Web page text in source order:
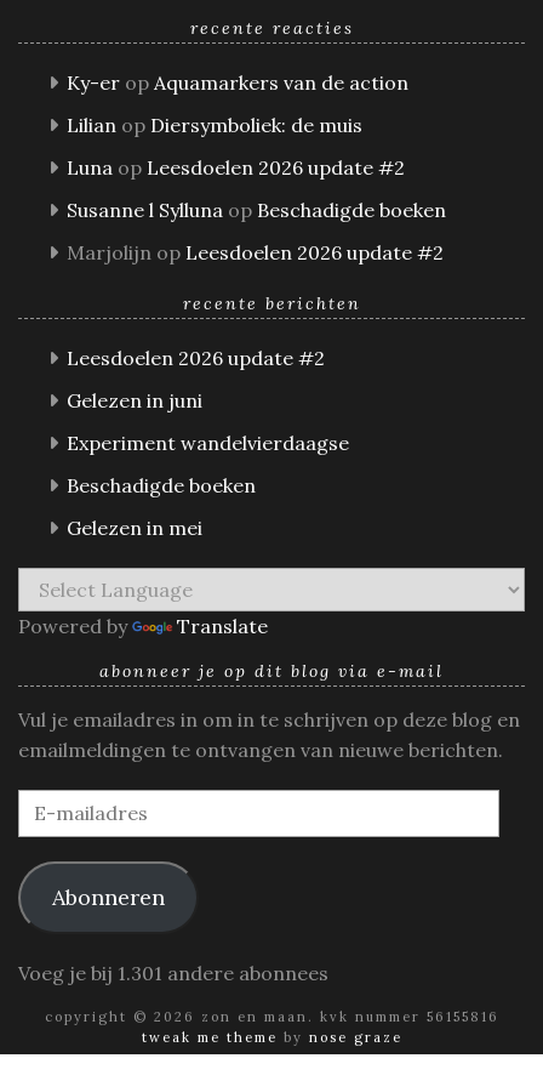
recente reacties
Ky-er op Aquamarkers van de action
Lilian op Diersymboliek: de muis
Luna op Leesdoelen 2026 update #2
Susanne l Sylluna op Beschadigde boeken
Marjolijn op Leesdoelen 2026 update #2
recente berichten
Leesdoelen 2026 update #2
Gelezen in juni
Experiment wandelvierdaagse
Beschadigde boeken
Gelezen in mei
Powered by Translate
abonneer je op dit blog via e-mail
Vul je emailadres in om in te schrijven op deze blog en
emailmeldingen te ontvangen van nieuwe berichten.
E-
mailadres
Abonneren
Voeg je bij 1.301 andere abonnees
copyright © 2026 zon en maan. kvk nummer 56155816
tweak me theme by nose graze